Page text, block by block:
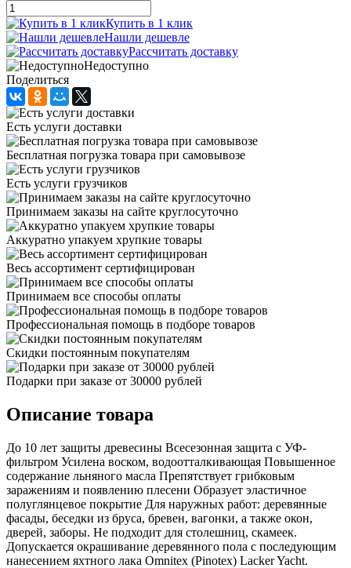
Купить в 1 клик
Нашли дешевле
Рассчитать доставку
Недоступно
Поделиться
Есть услуги доставки
Бесплатная погрузка товара при самовывозе
Есть услуги грузчиков
Принимаем заказы на сайте круглосуточно
Аккуратно упакуем хрупкие товары
Весь ассортимент сертифицирован
Принимаем все способы оплаты
Профессиональная помощь в подборе товаров
Скидки постоянным покупателям
Подарки при заказе от 30000 рублей
Описание товара
До 10 лет защиты древесины Всесезонная защита с УФ-
фильтром Усилена воском, водоотталкивающая Повышенное
содержание льняного масла Препятствует грибковым
заражениям и появлению плесени Образует эластичное
полуглянцевое покрытие Для наружных работ: деревянные
фасады, беседки из бруса, бревен, вагонки, а также окон,
дверей, заборы. Не подходит для столешниц, скамеек.
Допускается окрашивание деревянного пола с последующим
нанесением яхтного лака Omnitex (Pinotex) Lacker Yacht.